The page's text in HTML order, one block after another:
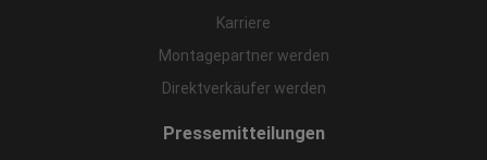
Karriere
Montagepartner werden
Direktverkäufer werden
Pressemitteilungen